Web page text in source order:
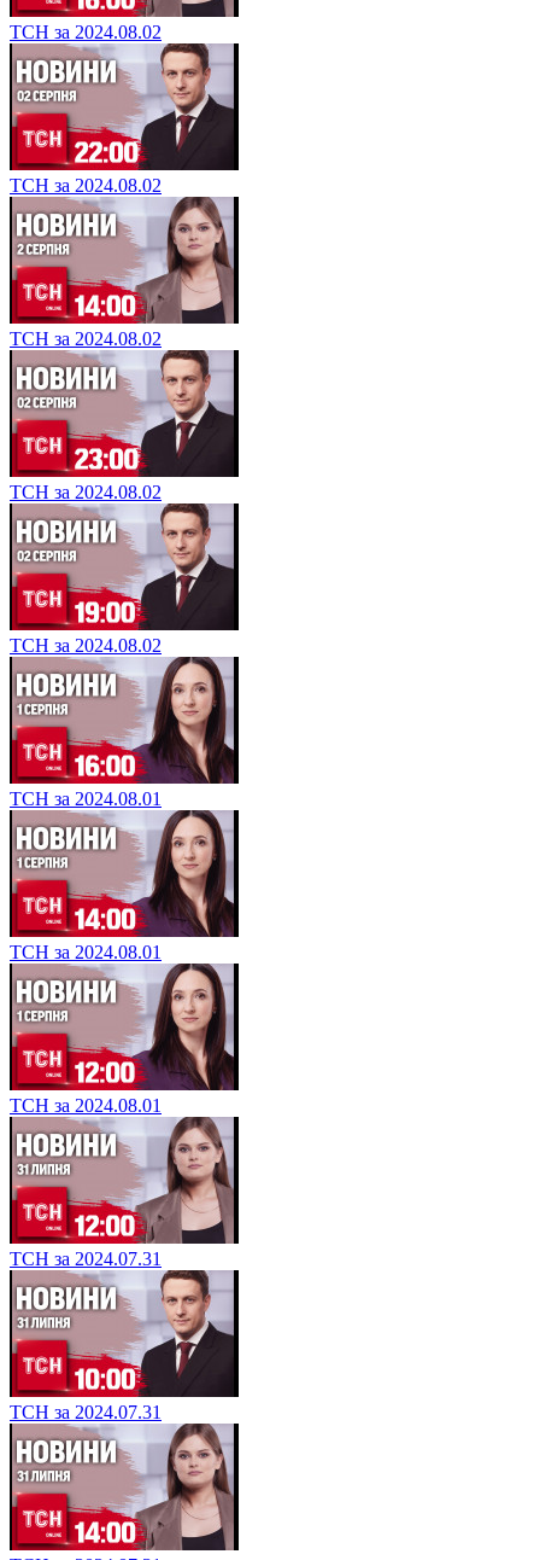
ТСН за 2024.08.02
ТСН за 2024.08.02
ТСН за 2024.08.02
ТСН за 2024.08.02
ТСН за 2024.08.02
ТСН за 2024.08.01
ТСН за 2024.08.01
ТСН за 2024.08.01
ТСН за 2024.07.31
ТСН за 2024.07.31